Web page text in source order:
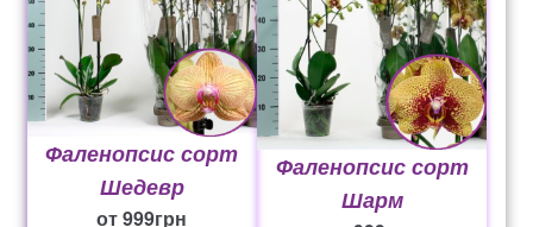
Фаленопсис сорт
Шедевр
от999грн
Фаленопсис сорт
Шарм